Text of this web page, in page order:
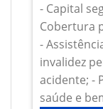
- Capital
Cobertura
-
invalidez
acidente; -
saúde e